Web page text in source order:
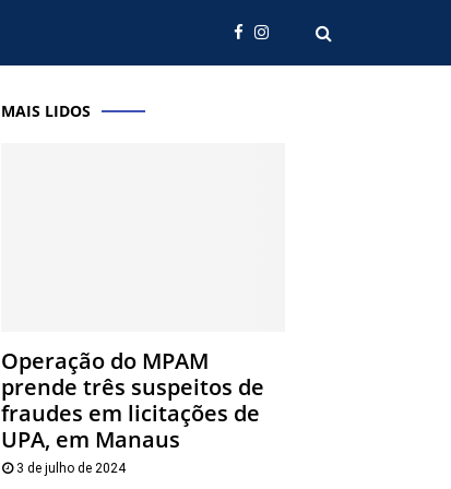
MAIS LIDOS
Operação do MPAM
prende três suspeitos de
fraudes em licitações de
UPA, em Manaus
3 de julho de 2024